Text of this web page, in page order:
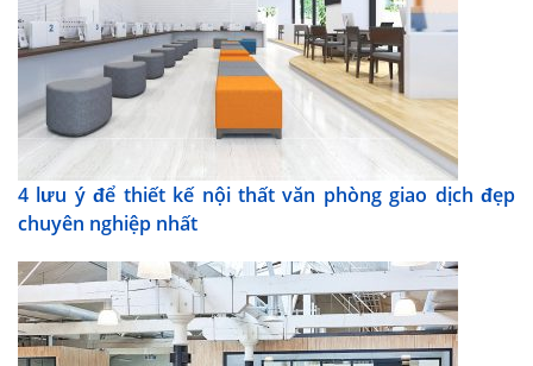
4 lưu ý để thiết kế nội thất văn phòng giao dịch đẹp
chuyên nghiệp nhất